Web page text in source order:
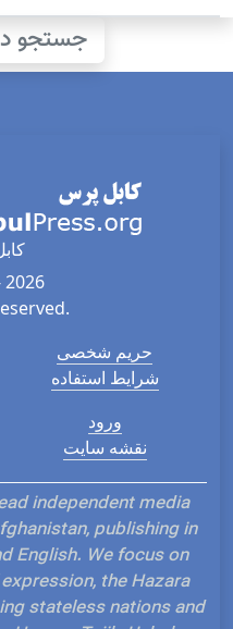
جستجو
حریم شخصی
شرایط استفاده
ورود
نقشه سایت
independent media
publishing in
English. We focus on
the Hazara
stateless nations and